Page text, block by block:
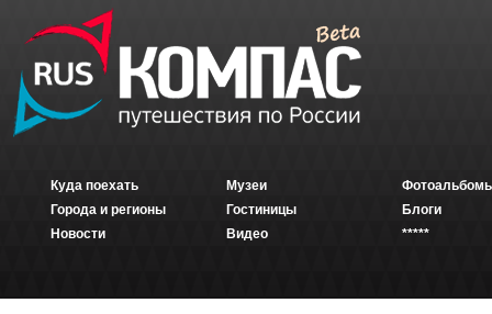
Куда поехать
Города и регионы
Новости
Музеи
Гостиницы
Видео
Блоги
*****